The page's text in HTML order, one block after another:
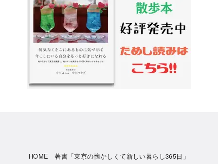
HOME 著書「東京の懐かしくて新しい暮らし365日」